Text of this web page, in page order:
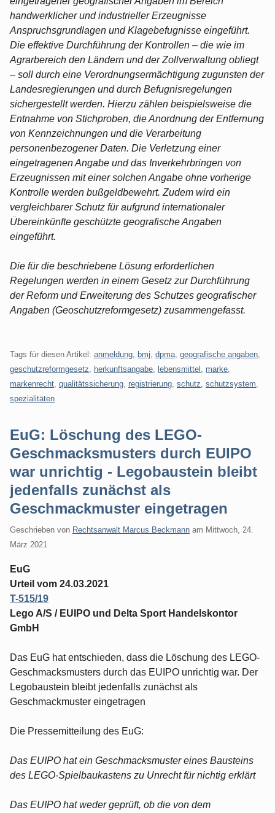
handwerklicher und industrieller Erzeugnisse
Anspruchsgrundlagen und Klagebefugnisse eingeführt.
Die effektive Durchführung der Kontrollen – die wie im
Agrarbereich den Ländern und der Zollverwaltung obliegt
– soll durch eine Verordnungsermächtigung zugunsten der
Landesregierungen und durch Befugnisregelungen
sichergestellt werden. Hierzu zählen beispielsweise die
Entnahme von Stichproben, die Anordnung der Entfernung
von Kennzeichnungen und die Verarbeitung
personenbezogener Daten. Die Verletzung einer
eingetragenen Angabe und das Inverkehrbringen von
Erzeugnissen mit einer solchen Angabe ohne vorherige
Kontrolle werden bußgeldbewehrt. Zudem wird ein
vergleichbarer Schutz für aufgrund internationaler
Übereinkünfte geschützte geografische Angaben
eingeführt.
Die für die beschriebene Lösung erforderlichen
Regelungen werden in einem Gesetz zur Durchführung
der Reform und Erweiterung des Schutzes geografischer
Angaben (Geoschutzreformgesetz) zusammengefasst.
Tags für diesen Artikel: anmeldung bmj dpma geografische angaben
geschutzreformgesetz
herkunftsangabe lebensmittel marke
markenrecht qualitätssicherung registrierung schutz schutzsystem
spezialitäten
EuG: Löschung des LEGO-
Geschmacksmusters durch EUIPO
war unrichtig - Legobaustein bleibt
jedenfalls zunächst als
Geschmackmuster eingetragen
Geschrieben von Rechtsanwalt Marcus Beckmann am Mittwoch, 24.
März 2021
EuG
Urteil vom 24.03.2021
T-515/19
Lego A/S / EUIPO und Delta Sport Handelskontor
GmbH
Das EuG hat entschieden, dass die Löschung des LEGO-
Geschmacksmusters durch das EUIPO unrichtig war. Der
Legobaustein bleibt jedenfalls zunächst als
Geschmackmuster eingetragen
Die Pressemitteilung des EuG:
Das EUIPO hat ein Geschmacksmuster eines Bausteins
des LEGO-Spielbaukastens zu Unrecht für nichtig erklärt
Das EUIPO hat weder geprüft, ob die von dem